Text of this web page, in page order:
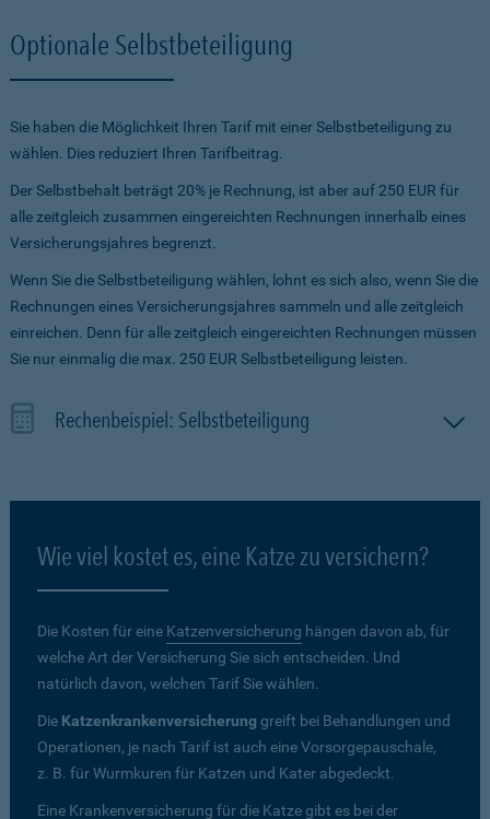
Optionale Selbstbeteiligung
Sie haben die Möglichkeit Ihren Tarif mit einer Selbstbeteiligung zu
wählen. Dies reduziert Ihren Tarifbeitrag.
Der Selbstbehalt beträgt 20% je Rechnung, ist aber auf 250 EUR für
alle zeitgleich zusammen eingereichten Rechnungen innerhalb eines
Versicherungsjahres begrenzt.
Wenn Sie die Selbstbeteiligung wählen, lohnt es sich also, wenn Sie die
Rechnungen eines Versicherungsjahres sammeln und alle zeitgleich
einreichen. Denn für alle zeitgleich eingereichten Rechnungen müssen
Sie nur einmalig die max. 250 EUR Selbstbeteiligung leisten.
Rechenbeispiel: Selbstbeteiligung
Wie viel kostet es, eine Katze zu versichern?
Die Kosten für eine Katzenversicherung hängen davon ab, für
welche Art der Versicherung Sie sich entscheiden. Und
natürlich davon, welchen Tarif Sie wählen.
Die Katzenkrankenversicherung greift bei Behandlungen und
Operationen, je nach Tarif ist auch eine Vorsorgepauschale,
z. B. für Wurmkuren für Katzen und Kater abgedeckt.
Eine Krankenversicherung für die Katze gibt es bei der